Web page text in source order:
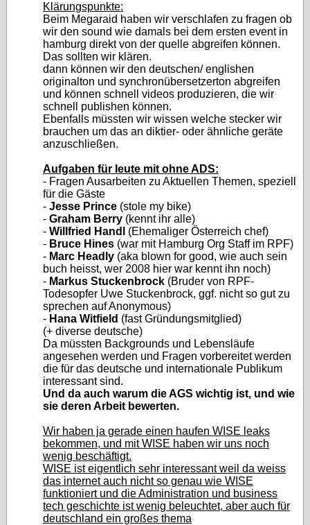
Klärungspunkte:
Beim Megaraid haben wir verschlafen zu fragen ob
wir den sound wie damals bei dem ersten event in
hamburg direkt von der quelle abgreifen können.
Das sollten wir klären.
dann können wir den deutschen/ englishen
originalton und synchronübersetzerton abgreifen
und können schnell videos produzieren, die wir
schnell publishen können.
Ebenfalls müssten wir wissen welche stecker wir
brauchen um das an diktier- oder ähnliche geräte
anzuschließen.
Aufgaben für leute mit ohne ADS:
- Fragen Ausarbeiten zu Aktuellen Themen, speziell
für die Gäste
- Jesse Prince (stole my bike)
- Graham Berry (kennt ihr alle)
- Willfried Handl
(Ehemaliger Österreich chef)
- Bruce Hines (war mit Hamburg Org Staff im RPF)
- Marc Headly (aka blown for good, wie auch sein
buch heisst, wer 2008 hier war kennt ihn noch)
- Markus Stuckenbrock (Bruder von RPF-
Todesopfer Uwe Stuckenbrock, ggf. nicht so gut zu
sprechen auf Anonymous)
- Hana Witfield (fast Gründungsmitglied)
(+ diverse deutsche)
Da müssten Backgrounds und Lebensläufe
angesehen werden und Fragen vorbereitet werden
die für das deutsche und internationale Publikum
interessant sind.
Und da auch warum die AGS wichtig ist, und wie
sie deren Arbeit bewerten.
Wir haben ja gerade einen haufen WISE leaks
bekommen, und mit WISE haben wir uns noch
wenig beschäftigt.
WISE ist eigentlich sehr interessant weil da weiss
das internet auch nicht so genau wie WISE
funktioniert und die Administration und business
tech geschichte ist wenig beleuchtet, aber auch für
deutschland ein großes thema